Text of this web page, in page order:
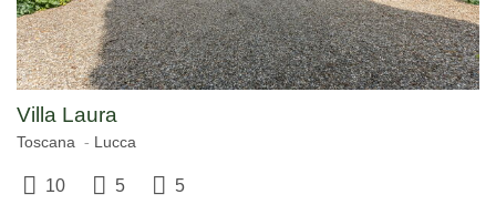
Villa Laura
Toscana Lucca
10 5 5